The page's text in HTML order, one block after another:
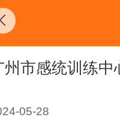
州市感统训练中
05-28